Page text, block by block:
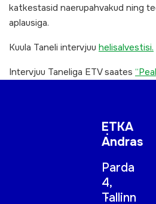
katkestasid naerupahvakud ning
aplausiga.
Kuula Taneli intervjuu helisalvestisi.
Intervjuu Taneliga ETV saates
ETKA
Andras
Parda
4,
Tallinn